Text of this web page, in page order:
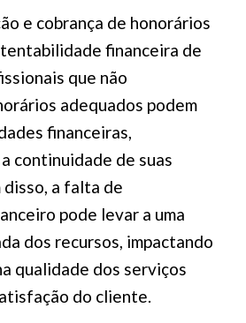
e cobrança de honorários
financeira de
que não
adequados podem
financeiras,
continuidade de suas
a falta de
pode levar a uma
dos recursos, impactando
qualidade dos serviços
do cliente.